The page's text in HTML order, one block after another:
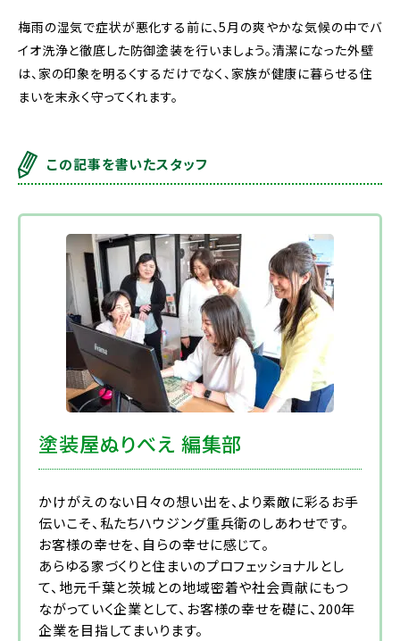
梅雨の湿気で症状が悪化する前に、5月の爽やかな気候の中でバ
イオ洗浄と徹底した防御塗装を行いましょう。清潔になった外壁
は、家の印象を明るくするだけでなく、家族が健康に暮らせる住
まいを末永く守ってくれます。
この記事を書いたスタッフ
塗装屋ぬりべえ 編集部
かけがえのない日々の想い出を、より素敵に彩るお手
伝いこそ、私たちハウジング重兵衛のしあわせです。
お客様の幸せを、自らの幸せに感じて。
あらゆる家づくりと住まいのプロフェッショナルとし
て、地元千葉と茨城との地域密着や社会貢献にもつ
ながっていく企業として、お客様の幸せを礎に、200年
企業を目指してまいります。